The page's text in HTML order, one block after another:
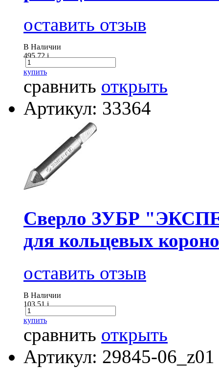
оставить отзыв
В Наличии
495.72i
купить
сравнить открыть
Артикул: 33364
Сверло ЗУБР
для кольцевых
оставить отзыв
В Наличии
103.51i
купить
сравнить открыть
Артикул: 29845-06_z01